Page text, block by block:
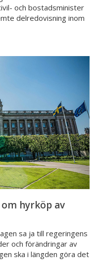
och bostadsminister
delredovisning inom
hyrköp av
sa ja till regeringens
och förändringar av
ska i längden göra det